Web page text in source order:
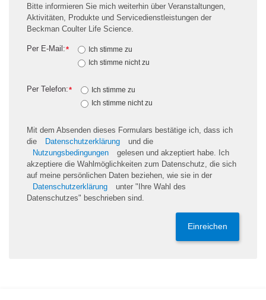
Bitte informieren Sie mich weiterhin über Veranstaltungen,
Aktivitäten, Produkte und Servicedienstleistungen der
Beckman Coulter Life Science.
*
Per E-Mail:
Ich stimme zu
Ich stimme nicht zu
*
Per Telefon:
Ich stimme zu
Ich stimme nicht zu
Mit dem Absenden dieses Formulars bestätige ich, dass ich
die
Datenschutzerklärung
und die
Nutzungsbedingungen
gelesen und akzeptiert habe. Ich
akzeptiere die Wahlmöglichkeiten zum Datenschutz, die sich
auf meine persönlichen Daten beziehen, wie sie in der
Datenschutzerklärung
unter "Ihre Wahl des
Datenschutzes" beschrieben sind.
Einreichen